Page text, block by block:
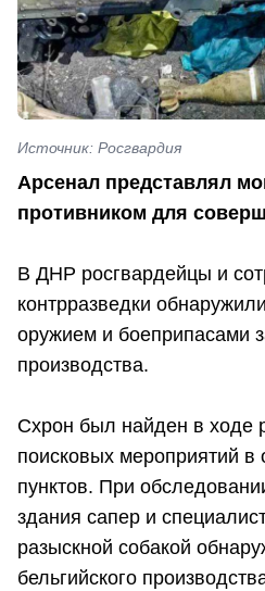
Источник: Росгвардия
Арсенал представлял
противником для
В ДНР росгвардейцы и
контрразведки
оружием и боеприпасами
производства.
Схрон был найден в ходе
поисковых мероприятий
пунктов. При
здания сапер и
разыскной собакой
бельгийского